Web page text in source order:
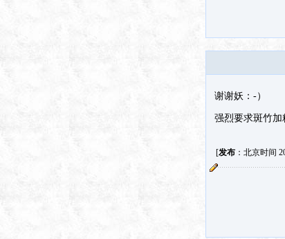
谢谢妖：-）
强烈要求斑竹加
[发布：北京时间